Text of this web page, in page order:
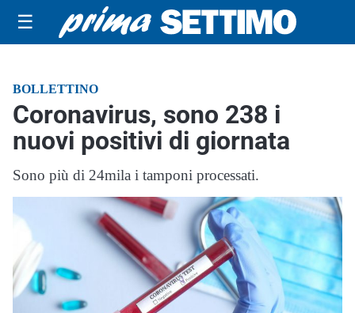
☰
BOLLETTINO
Coronavirus, sono 238 i
nuovi positivi di giornata
Sono più di 24mila i tamponi processati.